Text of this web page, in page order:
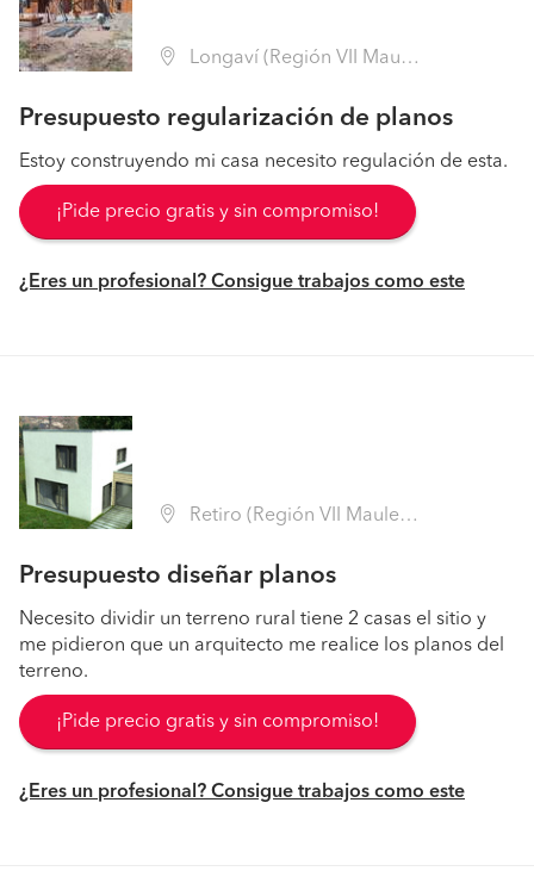
Longaví (Región VII Maule - Linares)
Presupuesto regularización de planos
Estoy construyendo mi casa necesito regulación de esta.
¡Pide precio gratis y sin compromiso!
¿Eres un profesional? Consigue trabajos como este
Retiro (Región VII Maule - Linares)
Presupuesto diseñar planos
Necesito dividir un terreno rural tiene 2 casas el sitio y
me pidieron que un arquitecto me realice los planos del
terreno.
¡Pide precio gratis y sin compromiso!
¿Eres un profesional? Consigue trabajos como este